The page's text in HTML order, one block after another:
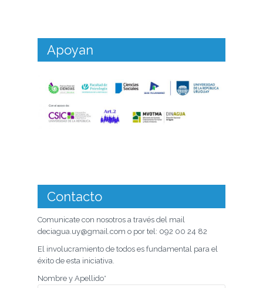
Apoyan
Contacto
Comunicate con nosotros a través del mail
deciagua.uy@gmail.com o por tel: 092 00 24 82
El involucramiento de todos es fundamental para el
éxito de esta iniciativa.
Nombre y Apellido*